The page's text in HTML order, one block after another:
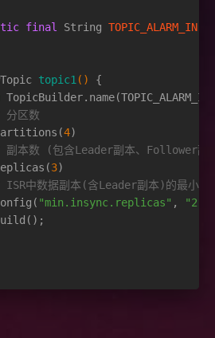
final String TOPIC_ALARM_IN
topic1 ()
{
区数
4)
本数 (包含Leader副本、Follower副
3)
中数据副本(含Leader副本)的最小数
"min.insync.replicas" , "2"